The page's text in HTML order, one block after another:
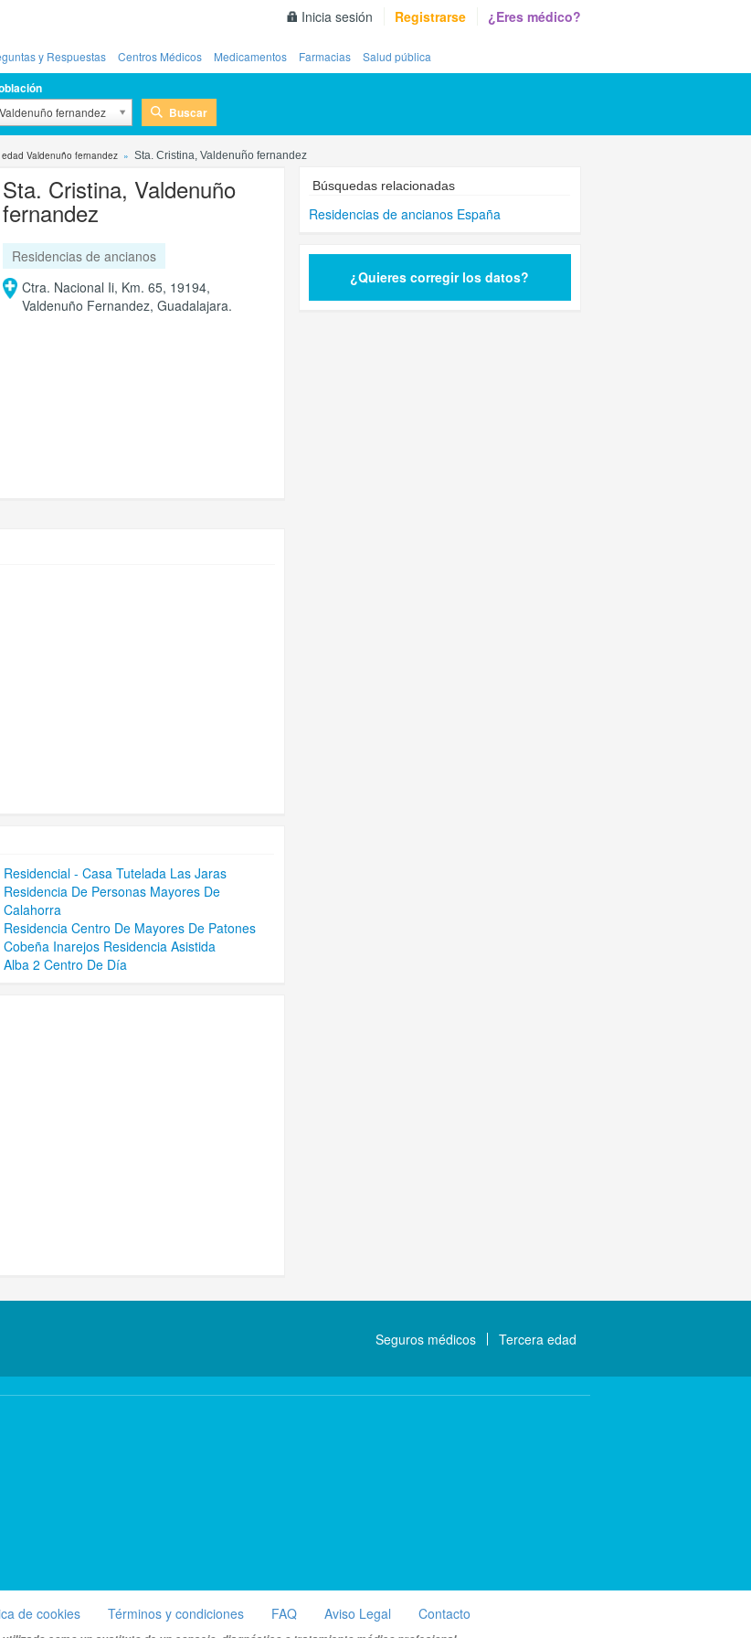
Inicia sesión Registrarse ¿Eres médico?
y Respuestas Centros Médicos Medicamentos Farmacias Salud pública
Valdenuño fernandez Buscar
Valdenuño fernandez Sta. Cristina, Valdenuño fernandez
Sta. Cristina, Valdenuño
fernandez
Residencias de ancianos
Ctra. Nacional Ii, Km. 65, 19194,
Valdenuño Fernandez, Guadalajara.
Residencial - Casa Tutelada Las Jaras
Residencia De Personas Mayores De
Calahorra
Residencia Centro De Mayores De Patones
Cobeña Inarejos Residencia Asistida
Alba 2 Centro De Día
Búsquedas relacionadas
Residencias de ancianos España
¿Quieres corregir los datos?
Seguros médicos Tercera edad
de cookies Términos y condiciones FAQ Aviso Legal Contacto